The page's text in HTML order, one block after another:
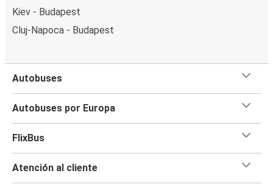
Kiev - Budapest
Cluj-Napoca - Budapest
Autobuses
Autobuses por Europa
FlixBus
Atención al cliente